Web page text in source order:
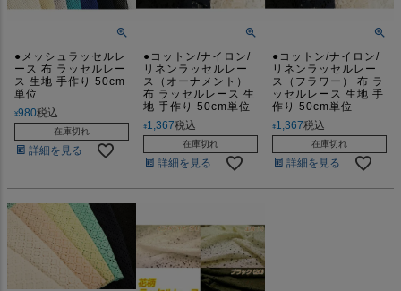
●メッシュラッセルレ
ース 布 ラッセルレー
ス 生地 手作り 50cm
単位
¥980税込
在庫切れ
詳細を見る
●コットン/ナイロン/
リネンラッセルレー
ス（オーナメント）
布 ラッセルレース 生
地 手作り 50cm単位
¥1,367税込
在庫切れ
詳細を見る
●コットン/ナイロン/
リネンラッセルレー
ス（フラワー） 布 ラ
ッセルレース 生地 手
作り 50cm単位
¥1,367税込
在庫切れ
詳細を見る